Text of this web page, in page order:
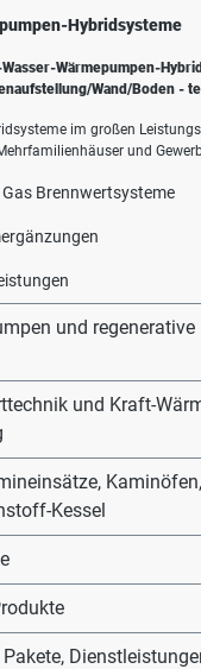
Hybridsysteme
Wärmepumpen-
Wand/Boden -
im großen
und
Gas Brennwertsysteme
und regenerative
und Kraft-
Kaminöfen,
Kessel